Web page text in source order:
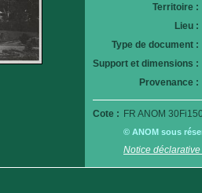
Territoire :
Lieu :
Type de document :
Support et dimensions :
Provenance :
Cote : FR ANOM
© ANOM sous
Notice